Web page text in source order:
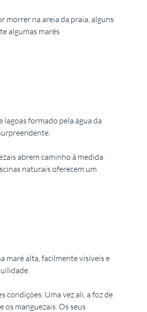
morrer na areia da praia, alguns
algumas marés
lagoas formado pela água da
abrem caminho à medida
naturais oferecem um
maré alta, facilmente visíveis e
condições. Uma vez ali, a foz de
manguezais. Os seus